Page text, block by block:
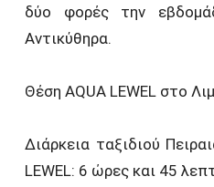
δύο φορές την
Αντικύθηρα.
Θέση AQUA LEWEL στο
Διάρκεια ταξιδιού
LEWEL: 6 ώρες και 45